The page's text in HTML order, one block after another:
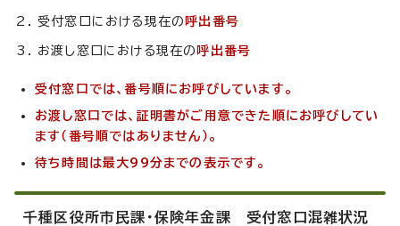
受付窓口における現在の 呼出番号
お渡し窓口における現在の 呼出番号
受付窓口では、番号順にお呼びしています。
お渡し窓口では、証明書がご用意できた順にお呼びしてい
ます（番号順ではありません）。
待ち時間は最大99分までの表示です。
千種区役所市民課・保険年金課 受付窓口混雑状況